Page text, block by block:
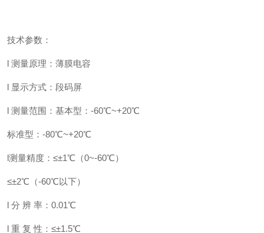
技术参数：
l 测量原理：薄膜电容
l 显示方式：段码屏
l 测量范围：基本型：-60℃~+20℃
标准型：-80℃~+20℃
l测量精度：≤±1℃（0~-60℃）
≤±2℃（-60℃以下）
l 分 辨 率：0.01℃
l 重 复 性：≤±1.5℃